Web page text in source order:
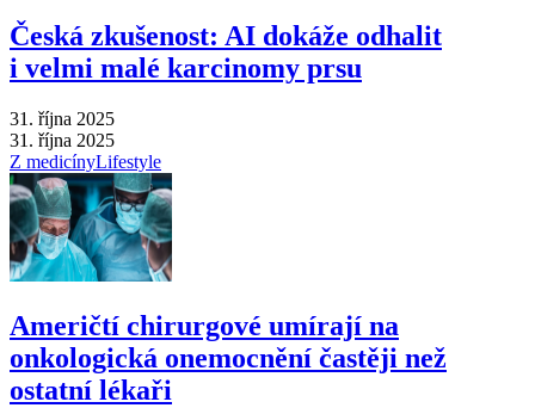
Česká zkušenost: AI dokáže odhalit
i velmi malé karcinomy prsu
31. října 2025
31. října 2025
Z medicínyLifestyle
Američtí chirurgové umírají na
onkologická onemocnění častěji než
ostatní lékaři